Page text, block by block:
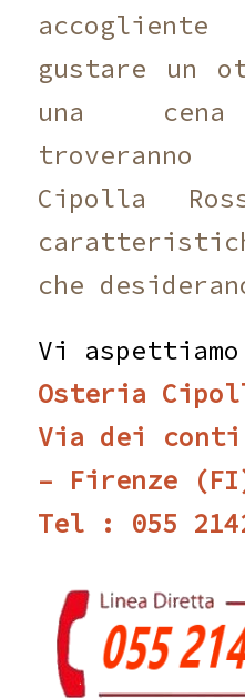
gustare un
una cena
Cipolla
che
Vi
Osteria
Via dei
– Firenze
Tel : 055